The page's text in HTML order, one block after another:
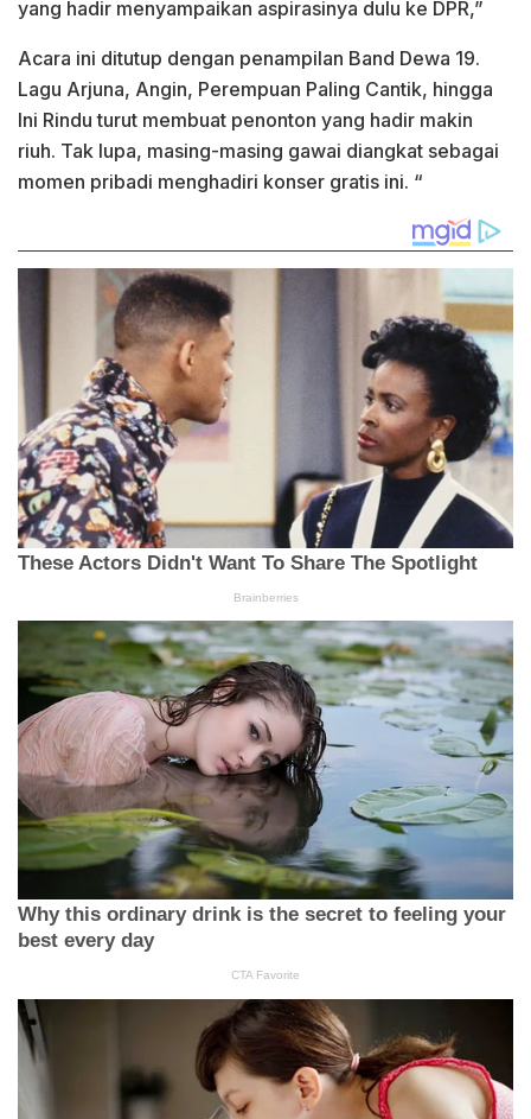
yang hadir menyampaikan aspirasinya dulu ke DPR,”
Acara ini ditutup dengan penampilan Band Dewa 19.
Lagu Arjuna, Angin, Perempuan Paling Cantik, hingga
Ini Rindu turut membuat penonton yang hadir makin
riuh. Tak lupa, masing-masing gawai diangkat sebagai
momen pribadi menghadiri konser gratis ini. “